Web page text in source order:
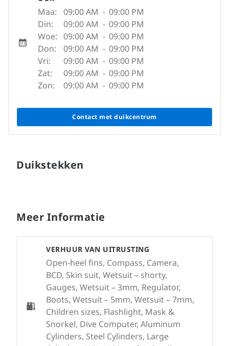
Maa: 09:00 AM - 09:00 PM
Din:
09:00 AM - 09:00 PM
Woe: 09:00 AM - 09:00 PM
Don:
09:00 AM - 09:00 PM
Vri:
09:00 AM - 09:00 PM
Zat:
09:00 AM - 09:00 PM
Zon:
09:00 AM - 09:00 PM
Contact met duikcentrum
Duikstekken
Meer Informatie
VERHUUR VAN UITRUSTING
Open-heel fins, Compass, Camera,
BCD, Skin suit, Wetsuit – shorty,
Gauges, Wetsuit – 3mm, Regulator,
Boots, Wetsuit – 5mm, Wetsuit – 7mm,
Children sizes, Flashlight, Mask &
Snorkel, Dive Computer, Aluminum
Cylinders, Steel Cylinders, Large